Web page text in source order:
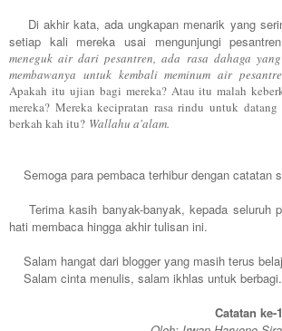
Di akhir kata, ada ungkapan menarik yang
setiap kali mereka usai mengunjungi pesantren
meneguk air dari pesantren, ada rasa dahaga
membawanya untuk kembali meminum air
Apakah itu ujian bagi mereka? Atau itu malah
mereka? Mereka kecipratan rasa rindu untuk
berkah kah itu? Wallahu a'alam.
Semoga para pembaca terhibur dengan catatan
Terima kasih banyak-banyak, kepada seluruh
hati membaca hingga akhir tulisan ini.
Salam hangat dari blogger yang masih terus
Salam cinta menulis, salam ikhlas untuk berbagi.
Catatan ke-